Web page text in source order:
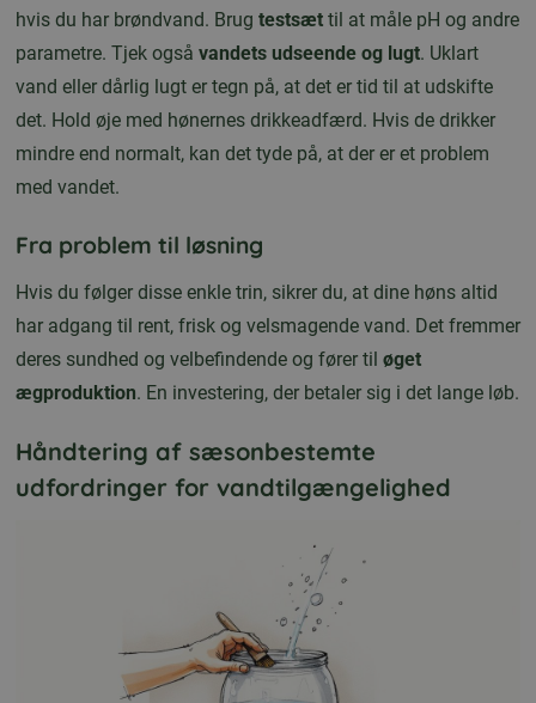
hvis du har brøndvand. Brug testsæt til at måle pH og andre
parametre. Tjek også vandets udseende og lugt. Uklart
vand eller dårlig lugt er tegn på, at det er tid til at udskifte
det. Hold øje med hønernes drikkeadfærd. Hvis de drikker
mindre end normalt, kan det tyde på, at der er et problem
med vandet.
Fra problem til løsning
Hvis du følger disse enkle trin, sikrer du, at dine høns altid
har adgang til rent, frisk og velsmagende vand. Det fremmer
deres sundhed og velbefindende og fører til øget
ægproduktion. En investering, der betaler sig i det lange løb.
Håndtering af sæsonbestemte
udfordringer for vandtilgængelighed